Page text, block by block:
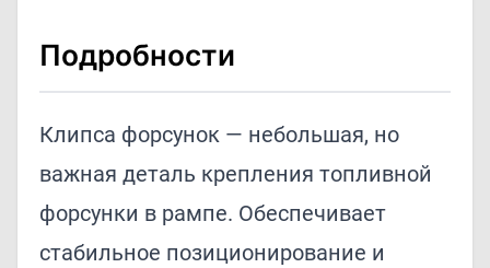
Подробности
Клипса форсунок — небольшая, но
важная деталь крепления топливной
форсунки в рампе. Обеспечивает
стабильное позиционирование и